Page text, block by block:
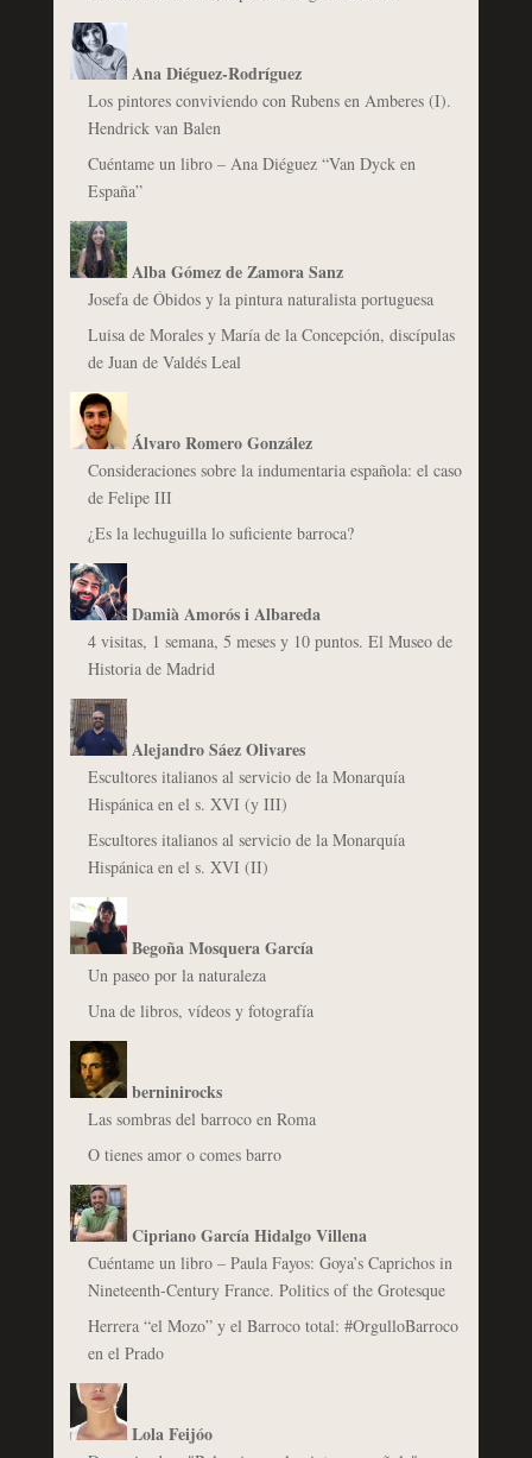
Ana Diéguez-Rodríguez
Los pintores conviviendo con Rubens en Amberes (I).
Hendrick van Balen
Cuéntame un libro – Ana Diéguez “Van Dyck en
España”
Alba Gómez de Zamora Sanz
Josefa de Óbidos y la pintura naturalista portuguesa
Luisa de Morales y María de la Concepción, discípulas
de Juan de Valdés Leal
Álvaro Romero González
Consideraciones sobre la indumentaria española: el caso
de Felipe III
¿Es la lechuguilla lo suficiente barroca?
Damià Amorós i Albareda
4 visitas, 1 semana, 5 meses y 10 puntos. El Museo de
Historia de Madrid
Alejandro Sáez Olivares
Escultores italianos al servicio de la Monarquía
Hispánica en el s. XVI (y III)
Escultores italianos al servicio de la Monarquía
Hispánica en el s. XVI (II)
Begoña Mosquera García
Un paseo por la naturaleza
Una de libros, vídeos y fotografía
berninirocks
Las sombras del barroco en Roma
O tienes amor o comes barro
Cipriano García Hidalgo Villena
Cuéntame un libro – Paula Fayos: Goya’s Caprichos in
Nineteenth-Century France. Politics of the Grotesque
Herrera “el Mozo” y el Barroco total: #OrgulloBarroco
en el Prado
Lola Feijóo